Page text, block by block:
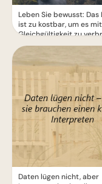
Leben Sie bewusst: Das
ist zu kostbar, um es mit
Gleichgültigkeit zu
Daten lügen nicht, aber